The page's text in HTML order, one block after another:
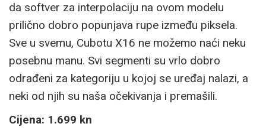
da softver za interpolaciju na ovom modelu
prilično dobro popunjava rupe između piksela.
Sve u svemu, Cubotu X16 ne možemo naći neku
posebnu manu. Svi segmenti su vrlo dobro
odrađeni za kategoriju u kojoj se uređaj nalazi, a
neki od njih su naša očekivanja i premašili.
Cijena: 1.699 kn